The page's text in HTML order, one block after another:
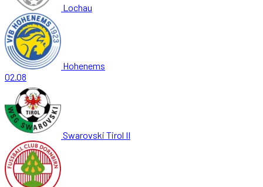
Lochau
Hohenems
02.08
Swarovski Tirol II